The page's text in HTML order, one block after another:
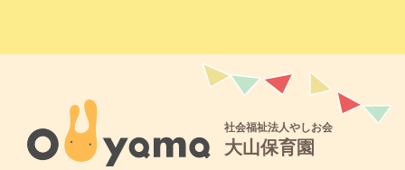
社会福祉法人やしお会
大山保育園